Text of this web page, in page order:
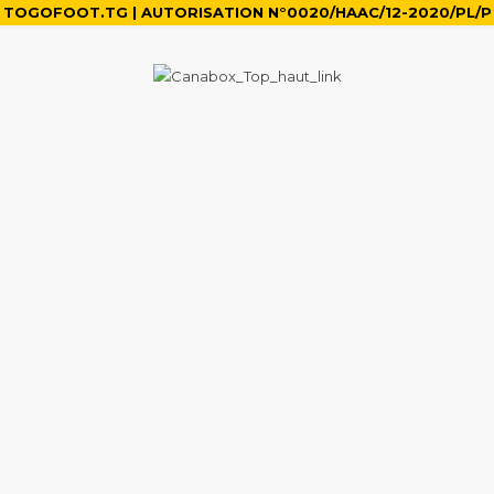
TOGOFOOT.TG | AUTORISATION N°0020/HAAC/12-2020/PL/P